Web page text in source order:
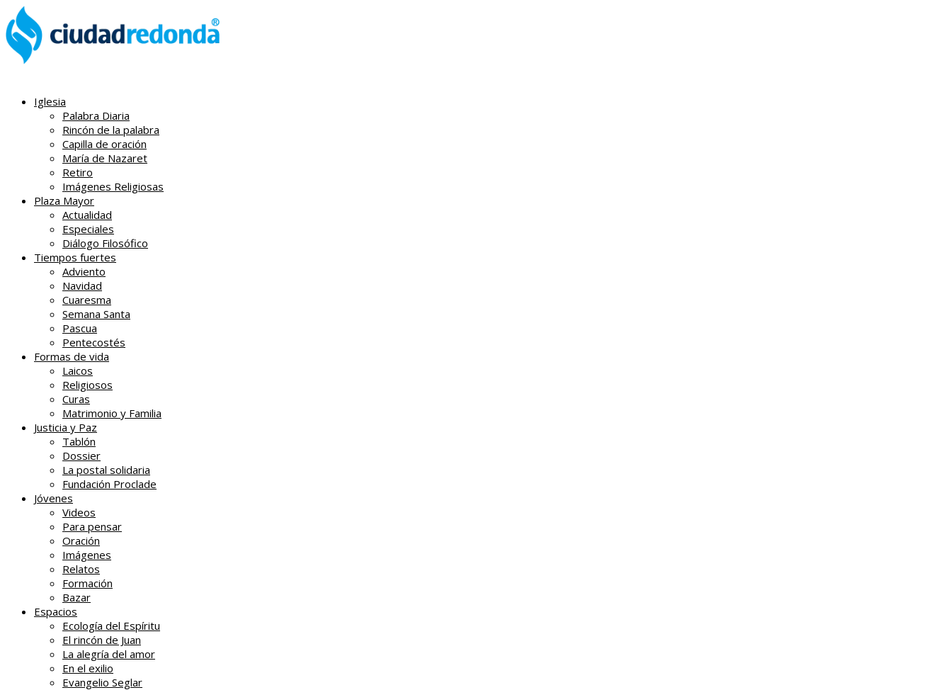
Iglesia
Palabra Diaria
Rincón de la palabra
Capilla de oración
María de Nazaret
Retiro
Imágenes Religiosas
Plaza Mayor
Actualidad
Especiales
Diálogo Filosófico
Tiempos fuertes
Adviento
Navidad
Cuaresma
Semana Santa
Pascua
Pentecostés
Formas de vida
Laicos
Religiosos
Curas
Matrimonio y Familia
Justicia y Paz
Tablón
Dossier
La postal solidaria
Fundación Proclade
Jóvenes
Videos
Para pensar
Oración
Imágenes
Relatos
Formación
Bazar
Espacios
Ecología del Espíritu
El rincón de Juan
La alegría del amor
En el exilio
Evangelio Seglar